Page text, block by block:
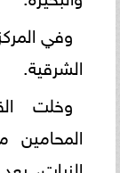
وفي
الشرقية.
وخلت
الزيات،